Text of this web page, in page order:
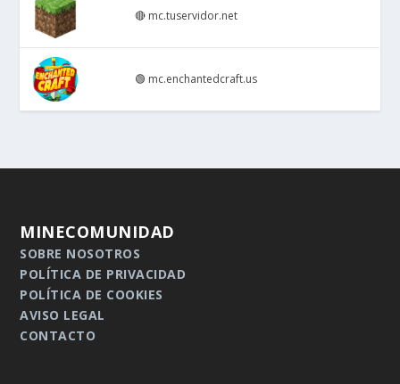
🔴 mc.tuservidor.net
🟢 mc.enchantedcraft.us
MINECOMUNIDAD
SOBRE NOSOTROS
POLÍTICA DE PRIVACIDAD
POLÍTICA DE COOKIES
AVISO LEGAL
CONTACTO